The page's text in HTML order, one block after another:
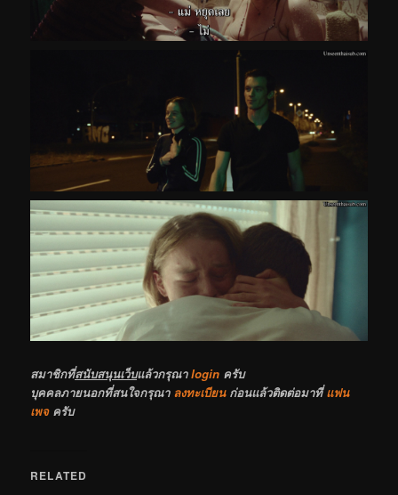
สมาชิกที่สนับสนุนเว็บแล้วกรุณาlogin ครับ
บุคคลภายนอกที่สนใจกรุณา ลงทะเบียนก่อนแล้วติดต่อมาที่แฟน
เพจครับ
RELATED